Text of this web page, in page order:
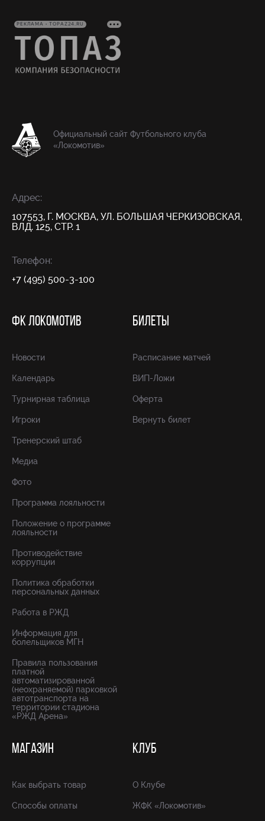
РЕКЛАМА • TOPAZ24.RU
Официальный сайт Футбольного клуба
«Локомотив»
Адрес:
107553, Г. МОСКВА, УЛ. БОЛЬШАЯ ЧЕРКИЗОВСКАЯ,
ВЛД. 125, СТР. 1
Телефон:
+7 (495) 500-3-100
ФК ЛОКОМОТИВ
Новости
Календарь
Турнирная таблица
Игроки
Тренерский штаб
Медиа
Фото
Программа лояльности
Положение о программе
лояльности
Противодействие
коррупции
Политика обработки
персональных данных
Работа в РЖД
Информация для
болельщиков МГН
Правила пользования
платной
автоматизированной
(неохраняемой) парковкой
автотранспорта на
территории стадиона
«РЖД Арена»
БИЛЕТЫ
Расписание матчей
ВИП-Ложи
Оферта
Вернуть билет
МАГАЗИН
Как выбрать товар
Способы оплаты
КЛУБ
О Клубе
ЖФК «Локомотив»